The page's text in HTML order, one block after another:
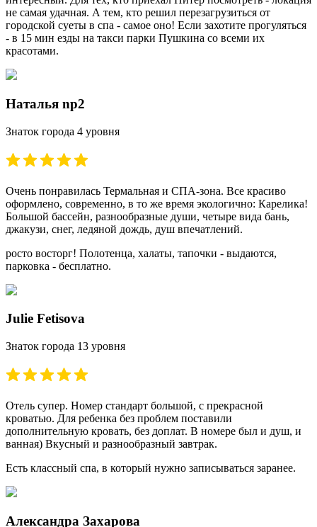
не самая удачная. А тем, кто решил перезагрузиться от
городской суеты в спа - самое оно! Если захотите прогуляться
- в 15 мин езды на такси парки Пушкина со всеми их
красотами.
Наталья np2
Знаток города 4 уровня
Очень понравилась Термальная и СПА-зона. Все красиво
оформлено, современно, в то же время экологично: Карелика!
Большой бассейн, разнообразные души, четыре вида бань,
джакузи, снег, ледяной дождь, душ впечатлений.
росто восторг! Полотенца, халаты, тапочки - выдаются,
парковка - бесплатно.
Julie Fetisova
Знаток города 13 уровня
Отель супер. Номер стандарт большой, с прекрасной
кроватью. Для ребенка без проблем поставили
дополнительную кровать, без доплат. В номере был и душ, и
ванная) Вкусный и разнообразный завтрак.
Есть классный спа, в который нужно записываться заранее.
Александра Захарова